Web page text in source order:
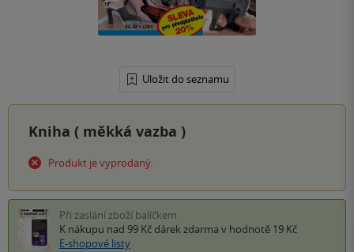
Uložit do seznamu
Kniha ( měkká vazba )
Produkt je vyprodaný.
Při zaslání zboží balíčkem
K nákupu nad 99 Kč dárek zdarma v hodnotě 19 Kč
E-shopové listy